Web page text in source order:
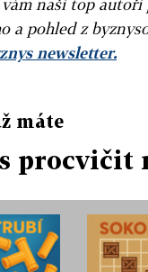
naši top autoři
a pohled z
newsletter.
máte
procvičit